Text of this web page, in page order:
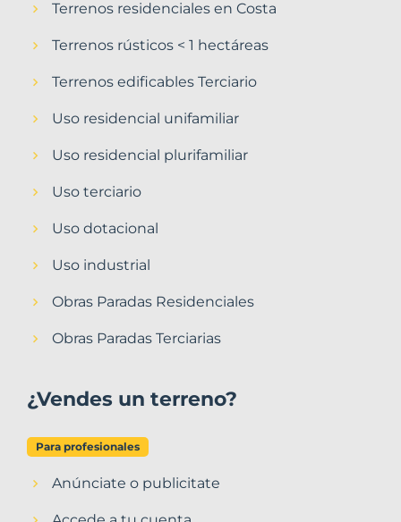
Terrenos residenciales en Costa
Terrenos rústicos < 1 hectáreas
Terrenos edificables Terciario
Uso residencial unifamiliar
Uso residencial plurifamiliar
Uso terciario
Uso dotacional
Uso industrial
Obras Paradas Residenciales
Obras Paradas Terciarias
¿Vendes un terreno?
Para profesionales
Anúnciate o publicitate